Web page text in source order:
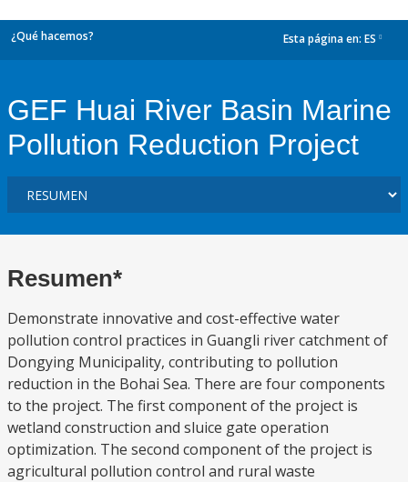
¿Qué hacemos? Esta página en: ES
GEF Huai River Basin Marine
Pollution Reduction Project
Resumen*
Demonstrate innovative and cost-effective water
pollution control practices in Guangli river catchment of
Dongying Municipality, contributing to pollution
reduction in the Bohai Sea. There are four components
to the project. The first component of the project is
wetland construction and sluice gate operation
optimization. The second component of the project is
agricultural pollution control and rural waste